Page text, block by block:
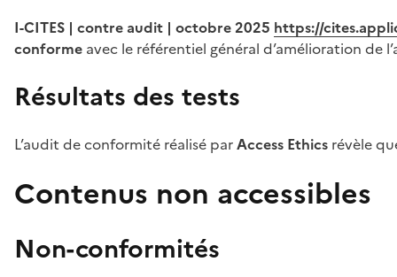
I-CITES | contre audit | octobre 2025 https://
conforme avec le référentiel général d’amélioration de
Résultats des tests
L’audit de conformité réalisé parAccess Ethics révèle
Contenus non accessibles
Non-conformités